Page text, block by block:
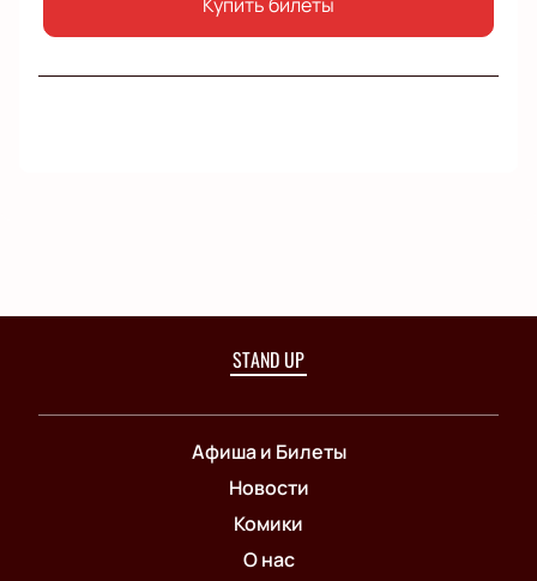
STAND UP
Афиша и Билеты
Новости
Комики
О нас